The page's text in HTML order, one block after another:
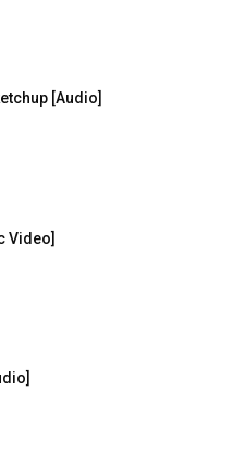
[Audio]
Video]